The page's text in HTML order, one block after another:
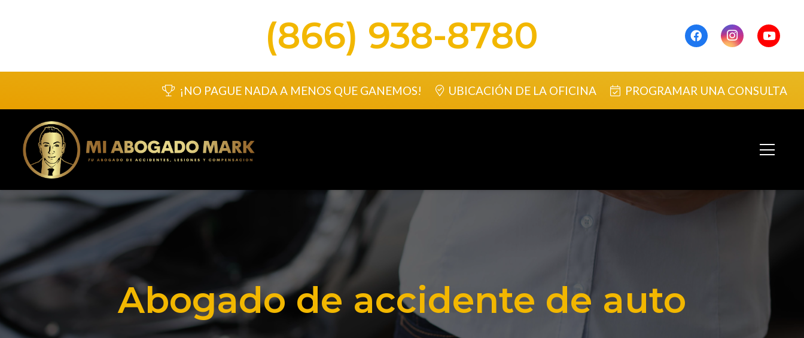
(866) 938-8780
¡NO PAGUE NADA A MENOS QUE GANEMOS! UBICACIÓN DE LA OFICINA PROGRAMAR UNA CONSULTA
Abogado de accidente de auto